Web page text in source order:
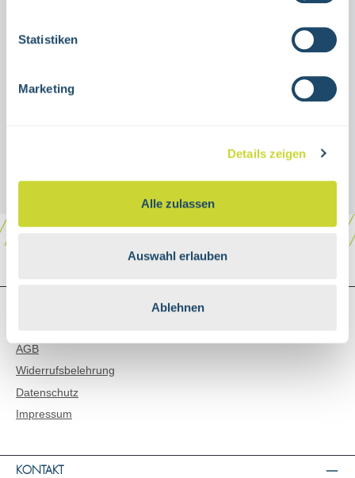
Statistiken
Marketing
Details zeigen
Alle zulassen
Auswahl erlauben
Ablehnen
Feuerlöscherzur Nutzung in
GrößenAluminium oder selbstklebende…
AGB
Widerrufsbelehrung
Datenschutz
Impressum
KONTAKT